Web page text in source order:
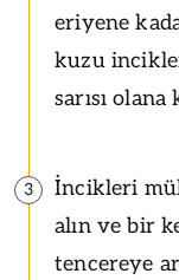
eriyene
kuzu
sarısı
3
İncikleri
alın ve bir
tencereye